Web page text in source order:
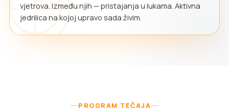
vjetrova. Između njih — pristajanja u lukama. Aktivna
jedrilica na kojoj upravo sada živim.
PROGRAM TEČAJA